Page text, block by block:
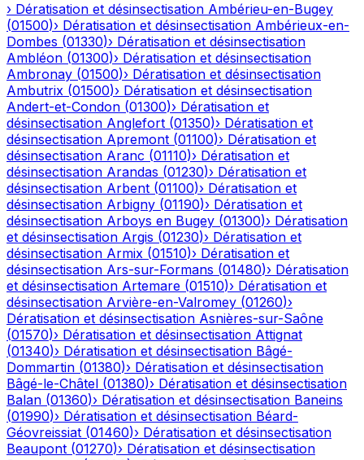
› Dératisation et désinsectisation Ambérieu-en-Bugey
(01500)› Dératisation et désinsectisation Ambérieux-en-
Dombes (01330)› Dératisation et désinsectisation
Ambléon (01300)› Dératisation et désinsectisation
Ambronay (01500)› Dératisation et désinsectisation
Ambutrix (01500)› Dératisation et désinsectisation
Andert-et-Condon (01300)› Dératisation et
désinsectisation Anglefort (01350)› Dératisation et
désinsectisation Apremont (01100)› Dératisation et
désinsectisation Aranc (01110)› Dératisation et
désinsectisation Arandas (01230)› Dératisation et
désinsectisation Arbent (01100)› Dératisation et
désinsectisation Arbigny (01190)› Dératisation et
désinsectisation Arboys en Bugey (01300)› Dératisation
et désinsectisation Argis (01230)› Dératisation et
désinsectisation Armix (01510)› Dératisation et
désinsectisation Ars-sur-Formans (01480)› Dératisation
et désinsectisation Artemare (01510)› Dératisation et
désinsectisation Arvière-en-Valromey (01260)›
Dératisation et désinsectisation Asnières-sur-Saône
(01570)› Dératisation et désinsectisation Attignat
(01340)› Dératisation et désinsectisation Bâgé-
Dommartin (01380)› Dératisation et désinsectisation
Bâgé-le-Châtel (01380)› Dératisation et désinsectisation
Balan (01360)› Dératisation et désinsectisation Baneins
(01990)› Dératisation et désinsectisation Béard-
Géovreissiat (01460)› Dératisation et désinsectisation
Beaupont (01270)› Dératisation et désinsectisation